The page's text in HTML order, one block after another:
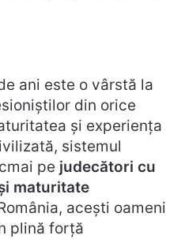
ani este o vârstă la
din orice
și experiența
sistemul
pe judecători cu
maturitate
acești oameni
plină forță